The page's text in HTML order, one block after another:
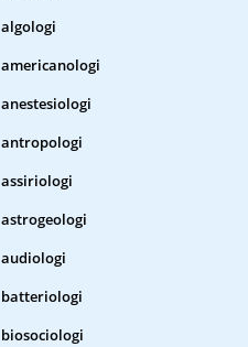
algologi
americanologi
anestesiologi
antropologi
assiriologi
astrogeologi
audiologi
batteriologi
biosociologi